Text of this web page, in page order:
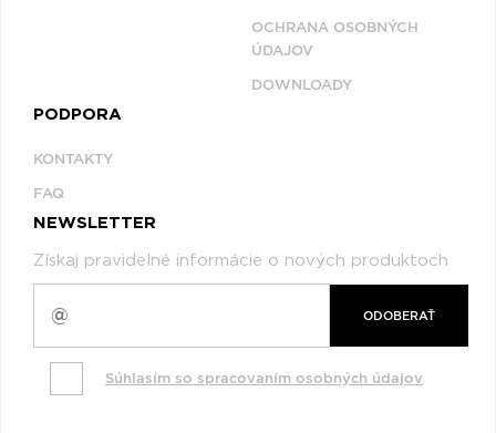
OCHRANA OSOBNÝCH
ÚDAJOV
DOWNLOADY
PODPORA
KONTAKTY
FAQ
NEWSLETTER
Získaj pravidelné informácie o nových produktoch
ODOBERAŤ
Súhlasím so spracovaním osobných údajov